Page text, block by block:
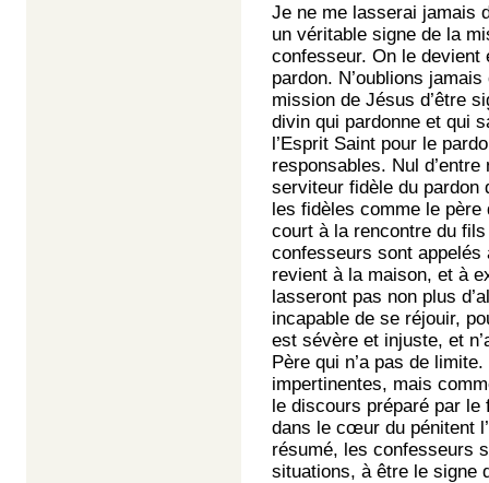
Je ne me lasserai jamais
un véritable signe de la
confesseur. On le devient
pardon. N’oublions
mission de Jésus d’être
divin qui pardonne et qui
l’Esprit Saint pour le
responsables. Nul
serviteur fidèle du pardon
les fidèles comme le père
court à la rencontre du
confesseurs sont
revient à la maison, et à
lasseront pas non plus
incapable de se réjouir,
est sévère et injuste, et
Père qui n’a pas de
impertinentes, mais
le discours préparé par le
dans le cœur du pénitent
résumé, les confesseurs
situations, à être le signe